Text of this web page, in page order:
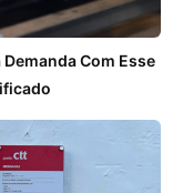
Com Esse